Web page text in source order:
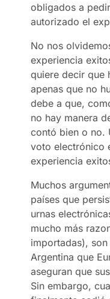
obligados a
autorizado el
No nos
experiencia
quiere decir que
apenas que no
debe a que,
no hay manera
contó bien o no.
voto electrónico
experiencia
Muchos
países que
urnas
mucho más
importadas),
Argentina que
aseguran que
Sin embargo,